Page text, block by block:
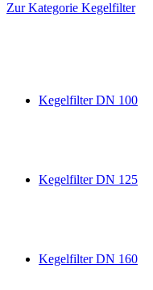
Zur Kategorie Kegelfilter
Kegelfilter DN 100
Kegelfilter DN 125
Kegelfilter DN 160